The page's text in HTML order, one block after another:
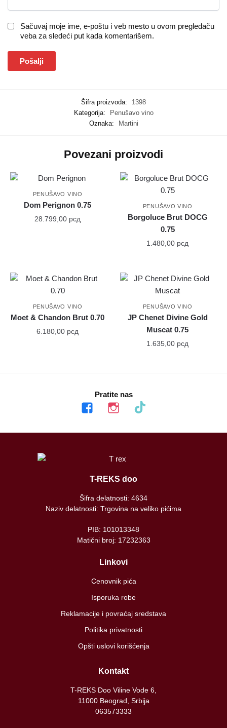
Sačuvaj moje ime, e-poštu i veb mesto u ovom pregledaču
veba za sledeći put kada komentarišem.
Šifra proizvoda:
1398
Kategorija:
Penušavo vino
Oznaka:
Martini
Povezani proizvodi
PENUŠAVO VINO
Dom Perignon 0.75
28.799,00 рсд
PENUŠAVO VINO
Borgoluce Brut DOCG
0.75
1.480,00 рсд
PENUŠAVO VINO
Moet & Chandon Brut 0.70
6.180,00 рсд
PENUŠAVO VINO
JP Chenet Divine Gold
Muscat 0.75
1.635,00 рсд
Pratite nas
facebook instagram tiktok
T-REKS doo
Šifra delatnosti: 4634
Naziv delatnosti: Trgovina na veliko pićima
PIB: 101013348
Matični broj: 17232363
Linkovi
Cenovnik pića
Isporuka robe
Reklamacije i povraćaj sredstava
Politika privatnosti
Opšti uslovi korišćenja
Kontakt
T-REKS Doo Viline Vode 6,
11000 Beograd, Srbija
063573333